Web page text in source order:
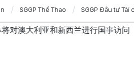
SGGP Thể Thao SGGP Đầu tư Tài
西兰进行国事访问 政府总理黎